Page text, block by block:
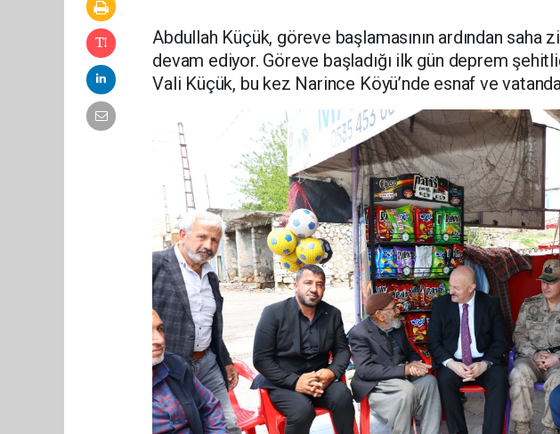
Abdullah Küçük, göreve başlamasının ardından saha
devam ediyor. Göreve başladığı ilk gün deprem
Vali Küçük, bu kez Narince Köyü’nde esnaf ve